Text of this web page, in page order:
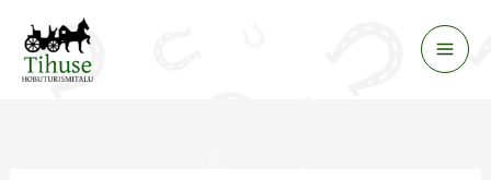
content